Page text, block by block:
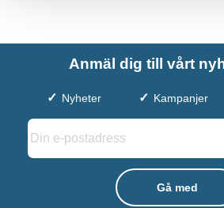
Anmäl dig till vårt
Nyheter Kampanjer